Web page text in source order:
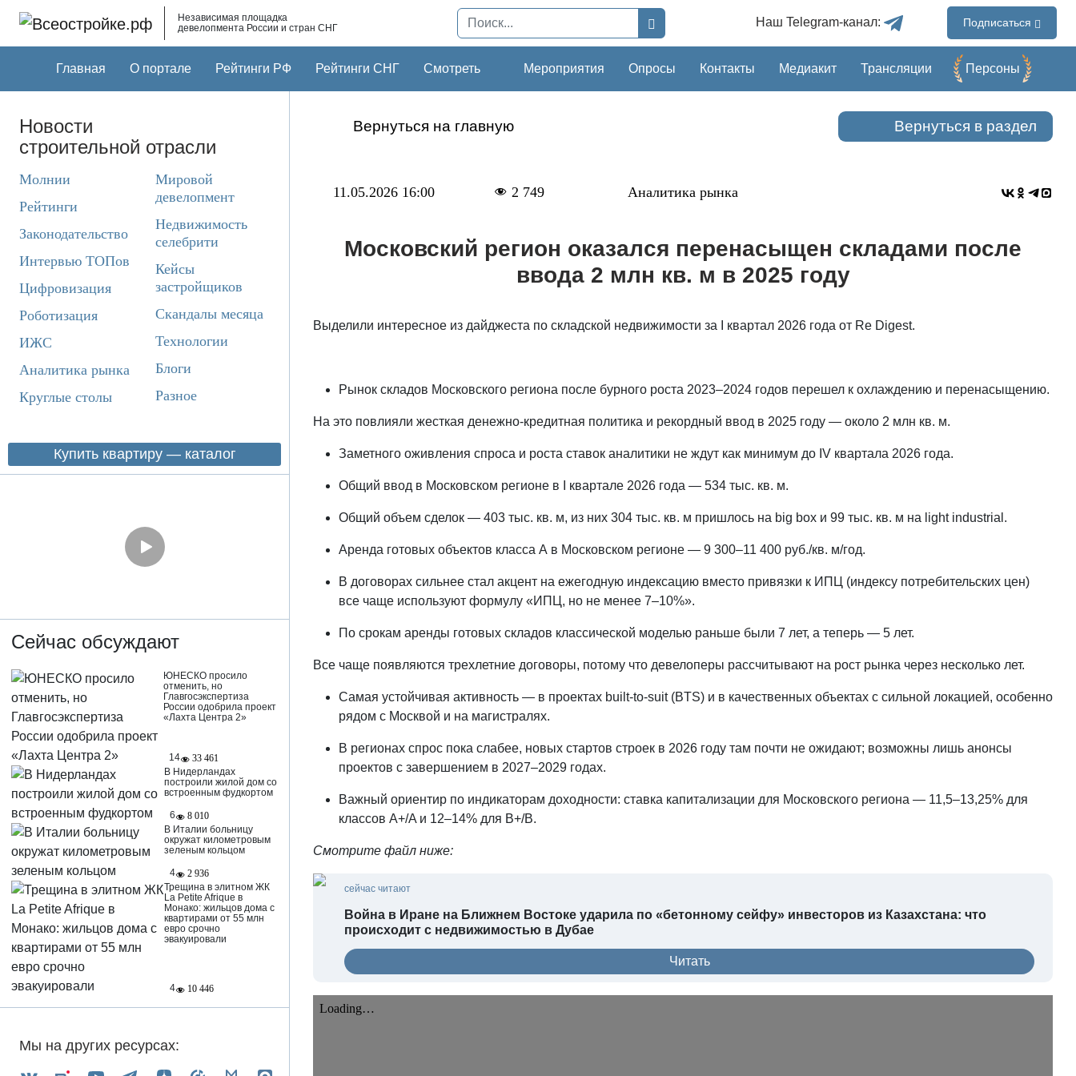
Независимая площадка
девелопмента России и стран СНГ
Наш Telegram-канал: Подписаться
Главная О портале Рейтинги РФ Рейтинги СНГ Смотреть Мероприятия Опросы Контакты Медиакит Трансляции Перcоны
Новости
строительной отрасли
Молнии
Рейтинги
Законодательство
Интервью ТОПов
Цифровизация
Роботизация
ИЖС
Аналитика рынка
Круглые столы
Мировой
девелопмент
Недвижимость
селебрити
Кейсы
застройщиков
Скандалы месяца
Технологии
Блоги
Разное
Купить квартиру — каталог
Сейчас обсуждают
ЮНЕСКО просило
отменить, но
Главгосэкспертиза
России одобрила проект
«Лахта Центра 2»
14
33 461
В Нидерландах
построили жилой дом со
встроенным фудкортом
6
8 010
В Италии больницу
окружат километровым
зеленым кольцом
4
2 936
Трещина в элитном ЖК
La Petite Afrique в
Монако: жильцов дома с
квартирами от 55 млн
евро срочно
эвакуировали
4 10 446
Мы на других ресурсах:
Вернуться на главную Вернуться в раздел
11.05.2026 16:00 2 749 Аналитика рынка
Московский регион оказался перенасыщен складами после
ввода 2 млн кв. м в 2025 году
Выделили интересное из дайджеста по складской недвижимости за I квартал 2026 года от Re Digest.
Рынок складов Московского региона после бурного роста 2023–2024 годов перешел к охлаждению и перенасыщению.
На это повлияли жесткая денежно-кредитная политика и рекордный ввод в 2025 году — около 2 млн кв. м.
Заметного оживления спроса и роста ставок аналитики не ждут как минимум до IV квартала 2026 года.
Общий ввод в Московском регионе в I квартале 2026 года — 534 тыс. кв. м.
Общий объем сделок — 403 тыс. кв. м, из них 304 тыс. кв. м пришлось на big box и 99 тыс. кв. м на light industrial.
Аренда готовых объектов класса А в Московском регионе — 9 300–11 400 руб./кв. м/год.
В договорах сильнее стал акцент на ежегодную индексацию вместо привязки к ИПЦ (индексу потребительских цен)
все чаще используют формулу «ИПЦ, но не менее 7–10%».
По срокам аренды готовых складов классической моделью раньше были 7 лет, а теперь — 5 лет.
Все чаще появляются трехлетние договоры, потому что девелоперы рассчитывают на рост рынка через несколько лет.
Самая устойчивая активность — в проектах built-to-suit (BTS) и в качественных объектах с сильной локацией, особенно
рядом с Москвой и на магистралях.
В регионах спрос пока слабее, новых стартов строек в 2026 году там почти не ожидают; возможны лишь анонсы
проектов с завершением в 2027–2029 годах.
Важный ориентир по индикаторам доходности: ставка капитализации для Московского региона — 11,5–13,25% для
классов A+/A и 12–14% для B+/B.
Смотрите файл ниже:
сейчас читают
Война в Иране на Ближнем Востоке ударила по «бетонному сейфу» инвесторов из Казахстана: что
происходит с недвижимостью в Дубае
Читать